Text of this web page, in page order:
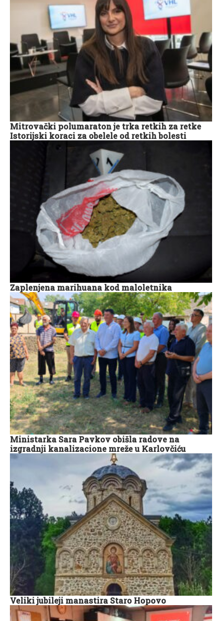
Mitrovački polumaraton je trka retkih za retke
Istorijski koraci za obelele od retkih bolesti
Zaplenjena marihuana kod maloletnika
Ministarka Sara Pavkov obišla radove na
izgradnji kanalizacione mreže u Karlovčiću
Veliki jubileji manastira Staro Hopovo